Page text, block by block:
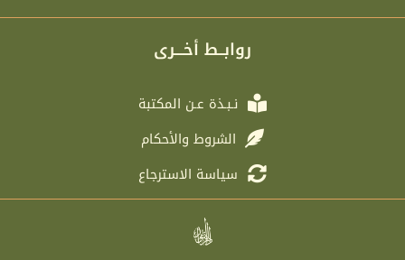
t
a
e
b
o
k
t
t
r
e
g
روابــط أخـــرى
نـبـذة عـن المكتبة
الشروط والأحكام
سياسة الاسترجاع